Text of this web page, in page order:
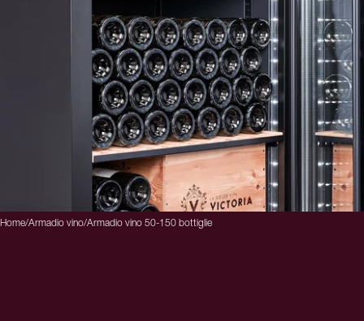
Home/Armadio vino/Armadio vino 50-150 bottiglie